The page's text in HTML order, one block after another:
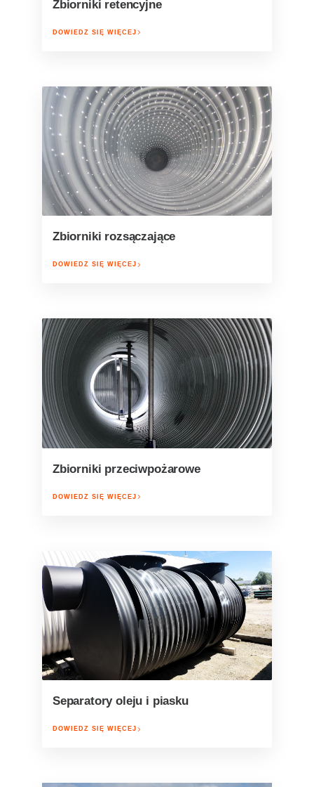
Zbiorniki retencyjne
DOWIEDZ SIĘ WIĘCEJ
Zbiorniki rozsączające
DOWIEDZ SIĘ WIĘCEJ
Zbiorniki przeciwpożarowe
DOWIEDZ SIĘ WIĘCEJ
Separatory oleju i piasku
DOWIEDZ SIĘ WIĘCEJ